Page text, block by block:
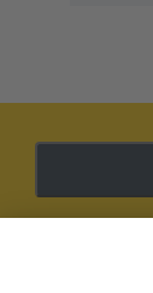
Newsletter